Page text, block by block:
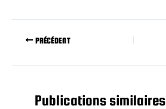
PRÉCÉDENT
Publications similaires